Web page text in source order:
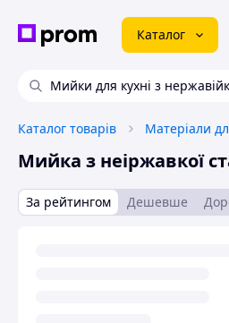
Каталог
Мийки для кухні з
Каталог товарів Матеріали
Мийка з неіржавкої
За рейтингом Дешевше